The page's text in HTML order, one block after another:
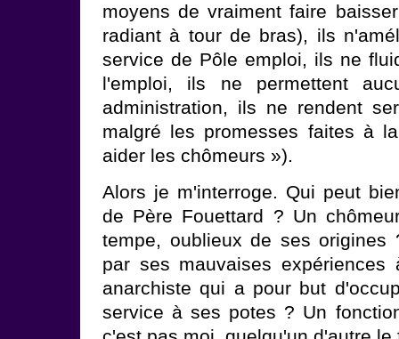
moyens de vraiment faire
radiant à tour de bras), ils
service de Pôle emploi, ils ne
l'emploi, ils ne permettent
administration, ils ne rendent
malgré les promesses faites à
aider les chômeurs »).
Alors je m'interroge. Qui peut
de Père Fouettard ? Un
tempe, oublieux de ses origines
par ses mauvaises
anarchiste qui a pour but
service à ses potes ? Un